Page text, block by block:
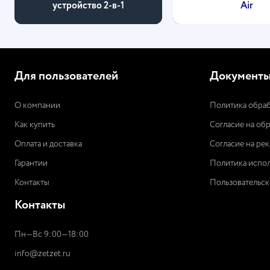
устройство 2-в-1
Air
Для пользователей
О компании
Как купить
Оплата и доставка
Гарантии
Контакты
Политика
Согласие на
Согласие на
Политика
Контакты
Пн—Вс 9:00—18:00
info@zetzet.ru